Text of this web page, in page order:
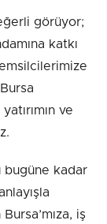
görüyor;
katkı
ve
bugüne kadar
iş